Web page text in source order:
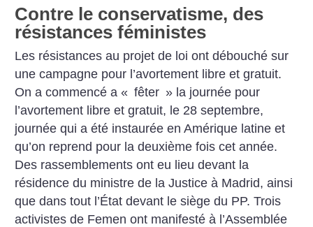
Contre le conservatisme, des
résistances féministes
Les résistances au projet de loi ont débouché sur
une campagne pour l’avortement libre et gratuit.
On a commencé a « fêter » la journée pour
l’avortement libre et gratuit, le 28 septembre,
journée qui a été instaurée en Amérique latine et
qu’on reprend pour la deuxième fois cet année.
Des rassemblements ont eu lieu devant la
résidence du ministre de la Justice à Madrid, ainsi
que dans tout l’État devant le siège du PP. Trois
activistes de Femen ont manifesté à l’Assemblée